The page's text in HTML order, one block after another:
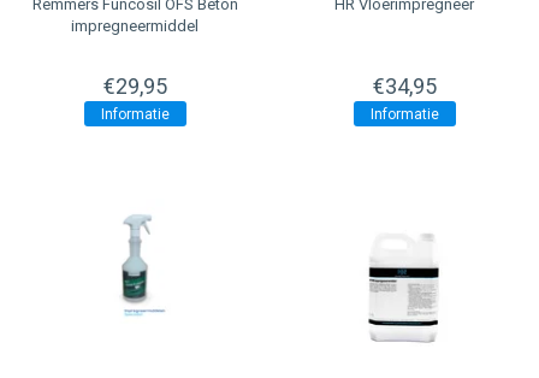
RemmersFuncosil OFS Beton
impregneermiddel
€29,95
Informatie
HR Vloerimpregneer
€34,95
Informatie